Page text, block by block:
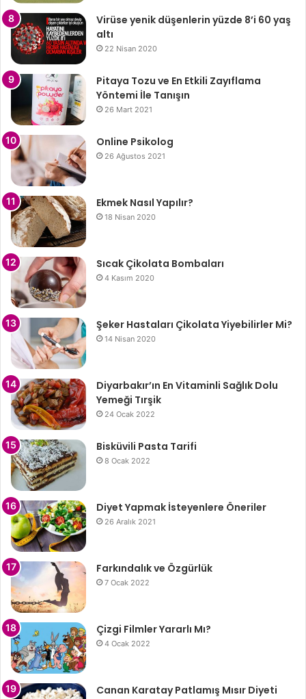
Virüse yenik düşenlerin yüzde 8’i 60 yaş
altı
22 Nisan 2020
Pitaya Tozu ve En Etkili Zayıflama
Yöntemi İle Tanışın
26 Mart 2021
Online Psikolog
26 Ağustos 2021
Ekmek Nasıl Yapılır?
18 Nisan 2020
Sıcak Çikolata Bombaları
4 Kasım 2020
Şeker Hastaları Çikolata Yiyebilirler Mi?
14 Nisan 2020
Diyarbakır’ın En Vitaminli Sağlık Dolu
Yemeği Tırşik
24 Ocak 2022
Bisküvili Pasta Tarifi
8 Ocak 2022
Diyet Yapmak İsteyenlere Öneriler
26 Aralık 2021
Farkındalık ve Özgürlük
7 Ocak 2022
Çizgi Filmler Yararlı Mı?
4 Ocak 2022
Canan Karatay Patlamış Mısır Diyeti